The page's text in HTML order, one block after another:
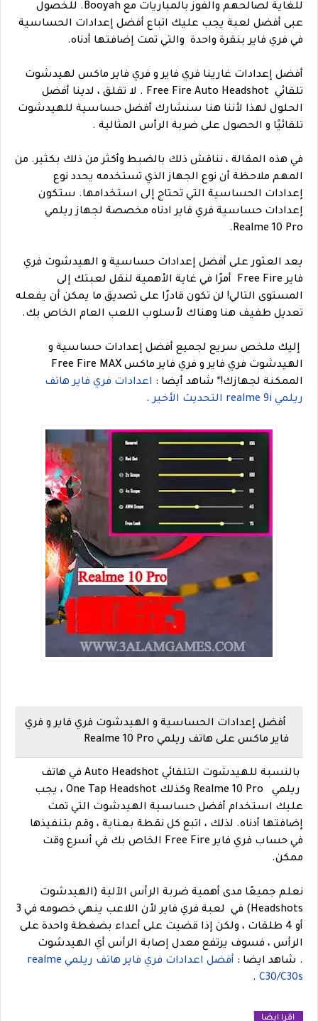
للغاية لصالحهم والفوز بالمباريات مع Booyah. للخصول
عبى أفضل لعبة يجب عليك اتباع أفضل إعدادات الحساسية
في فري فاير بنقرة واحدة والتي تمت إضافتها أدناه.
أفضل إعدادات غارينا فري فاير و فري فاير ماكس لهيدشوت
تلقائي Free Fire Auto Headshot . لا تقلق ، لدينا أفضل
الحلول لهذا لأننا هنا سنشارك أفضل حساسية للهيدشوت
تلقائيًا و الحصول على ضربة الرأس المثالية .
في هذه المقالة ، نناقش ذلك بالضبط وأكثر من ذلك بكثير. من
المهم ملاحظة أن نوع الجهاز الذي تستخدمه يحدد نوع
إعدادات الحساسية التي تحتاج إلى استخدامها. ستكون
إعدادات حساسية فري فاير ادناه مخصصة لجهاز ريلمي
Realme 10 Pro.
يعد العثور على أفضل إعدادات حساسية و الهيدشوت فري
فاير Free Fire أمرًا في غاية الأهمية لنقل لعبتك إلى
المستوى التالي! لن تكون قادرًا على تصديق ما يمكن أن يفعله
تعديل طفيف هنا وهناك لأسلوب اللعب العام الخاص بك.
إليك ملخص سريع لجميع أفضل إعدادات حساسية و
الهيدشوت فري فاير و فري فاير ماكس Free Fire MAX
الممكنة لجهازك!* شاهد أيضا : اعدادات فري فاير هاتف
ريلمي realme 9i التحديث الأخير
.
أفضل إعدادات الحساسية و الهيدشوت فري فاير و فري
فاير ماكس على هاتف ريلمي Realme 10 Pro
بالنسبة للهيدشوت التلقائي Auto Headshot في هاتف
ريلمي Realme 10 Pro وكذلك One Tap Headshot ، يجب
عليك استخدام أفضل حساسية الهيدشوت التي تمت
إضافتها أدناه. لذلك ، اتبع كل نقطة بعناية ، وقم بتنفيذها
في حساب فري فاير Free Fire الخاص بك في أسرع وقت
ممكن.
نعلم جميعًا مدى أهمية ضربة الرأس الآلية (الهيدشوت
Headshots) في لعبة فري فاير لأن اللاعب ينهي خصومه في 3
أو 4 طلقات ، ولكن إذا قضيت على أعداء بضغطة واحدة على
الرأس ، فسوف يرتفع معدل إصابة الرأس أي الهيدشوت
. شاهد ايضا :
أفضل اعدادات فري فاير هاتف ريلمي realme
C30/C30s
.
اقرا ايضا